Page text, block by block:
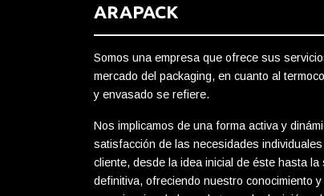
ARAPACK
Somos una empresa que ofrece sus
mercado del packaging, en cuanto al
y envasado se refiere.
Nos implicamos de una forma activa y
satisfacción de las necesidades
cliente, desde la idea inicial de éste hasta la
definitiva, ofreciendo nuestro conocimiento y